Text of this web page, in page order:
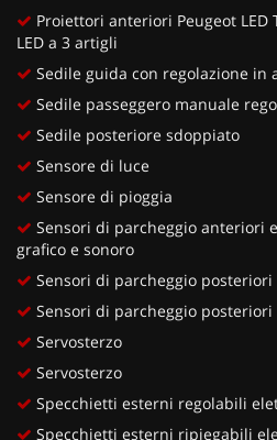
Proiettori anteriori Peugeot
LED a 3 artigli
Sedile guida con regolazione in
Sedile passeggero manuale
Sedile posteriore sdoppiato
Sensore di luce
Sensore di pioggia
Sensori di parcheggio anteriori
grafico e sonoro
Sensori di parcheggio posteriori
Sensori di parcheggio posteriori
Servosterzo
Servosterzo
Specchietti esterni regolabili
Specchietti esterni ripiegabili